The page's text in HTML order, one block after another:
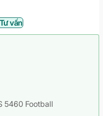
vấn
5460 Football